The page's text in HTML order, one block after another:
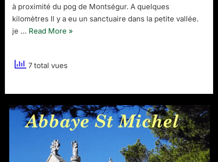
à proximité du pog de Montségur. A quelques
kilomètres Il y a eu un sanctuaire dans la petite vallée.
je … Read More “Le
Carol”
»
7 total vues